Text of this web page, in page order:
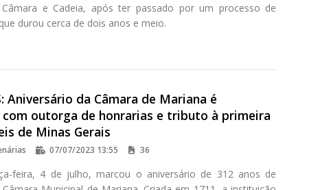
e Cadeia, após ter passado por um processo de
durou cerca de dois anos e meio.
Aniversário da Câmara de Mariana é
com outorga de honrarias e tributo à primeira
de Minas Gerais
07/07/2023 13:55 36
feira, 4 de julho, marcou o aniversário de 312 anos de